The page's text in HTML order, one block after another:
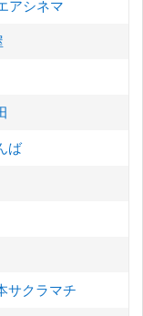
アシネマ
ば
サクラマチ